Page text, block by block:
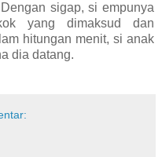
sigap, si empunya
yang dimaksud dan
hitungan menit, si anak
dia datang.